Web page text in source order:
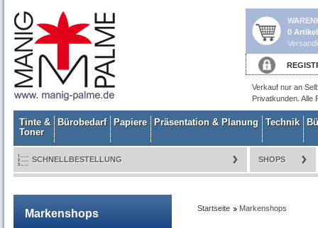
0
Verkauf nur an
Privatkunden. Alle
Tinte &
Toner
Bürobedarf Papiere Präsentation & Planung Technik
SCHNELLBESTELLUNG SHOPS
Markenshops Startseite Markenshops